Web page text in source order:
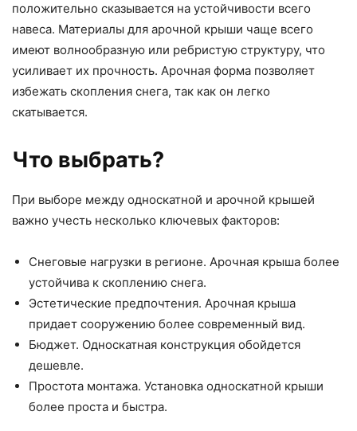
положительно сказывается на устойчивости всего
навеса. Материалы для арочной крыши чаще всего
имеют волнообразную или ребристую структуру, что
усиливает их прочность. Арочная форма позволяет
избежать скопления снега, так как он легко
скатывается.
Что выбрать?
При выборе между односкатной и арочной крышей
важно учесть несколько ключевых факторов:
Снеговые нагрузки в регионе. Арочная крыша более
устойчива к скоплению снега.
Эстетические предпочтения. Арочная крыша
придает сооружению более современный вид.
Бюджет. Односкатная конструкция обойдется
дешевле.
Простота монтажа. Установка односкатной крыши
более проста и быстра.